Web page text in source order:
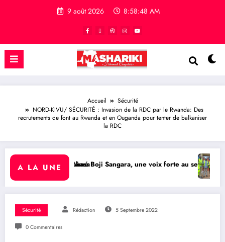
9 août 2026 8:58:49 AM
Accueil
Sécurité
NORD-KIVU/ SÉCURITÉ : Invasion de la RDC par le Rwanda: Des
recrutements de font au Rwanda et en Ouganda pour tenter de balkaniser
la RDC
A LA UNE
Boji Sangara, une voix forte au service de l’unité et de la
BUKAVU/ SOCIÉTÉ :
Sécurité Rédaction 5 Septembre 2022
0 Commentaires